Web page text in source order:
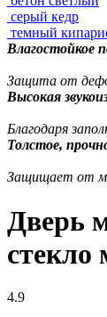
серый кедр
темный
Влагостойкое
Защита от
Высокая
Благодаря
Толстое,
Защищает от
Дверь
стекло
4.9